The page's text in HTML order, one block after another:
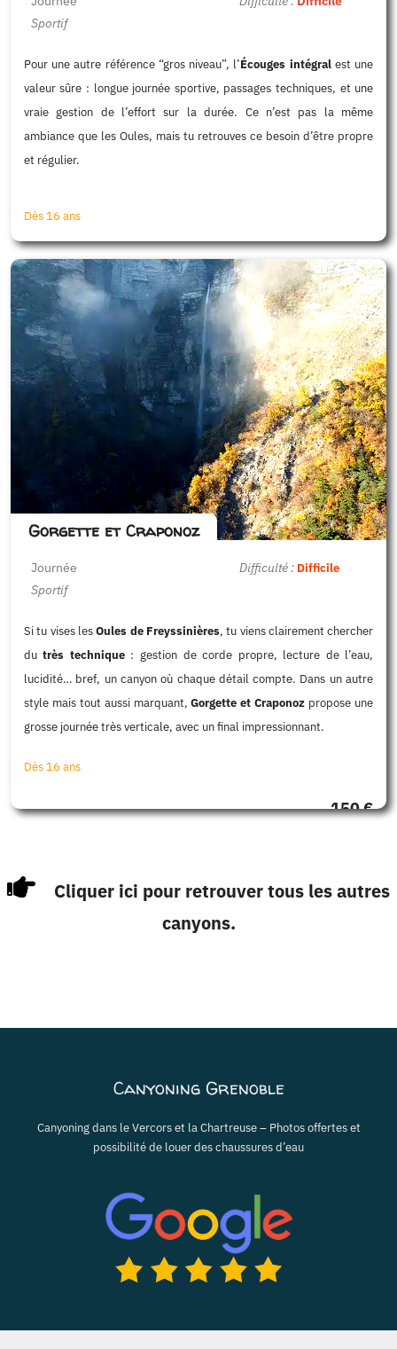
Sportif
Pour une autre référence “gros niveau”, l’Écouges intégralest une
valeur sûre : longue journée sportive, passages techniques, et une
vraie gestion de l’effort sur la durée. Ce n’est pas la même
ambiance que les Oules, mais tu retrouves ce besoin d’être propre
et régulier.
Dès 16 ans
130 €
Gorgette et Craponoz
Journée
Sportif
Difficulté : Difficile
Si tu vises lesOules de Freyssinières, tu viens clairement chercher
dutrès technique: gestion de corde propre, lecture de l’eau,
lucidité… bref, un canyon où chaque détail compte. Dans un autre
style mais tout aussi marquant,Gorgette et Craponoz propose une
grosse journée très verticale, avec un final impressionnant.
Dès 16 ans
150 €
Cliquer ici pour retrouver tous les autres
canyons.
Canyoning Grenoble
Canyoning dans le Vercors et la Chartreuse – Photos offertes et
possibilité de louer des chaussures d’eau